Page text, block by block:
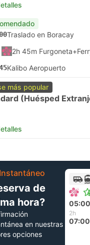
Traslado en Boracay
2h 45m
Kalibo Aeropuerto
más popular
(Huésped
Instantáneo
de
hora?
en nuestras
opciones
05:00
2h
07:00